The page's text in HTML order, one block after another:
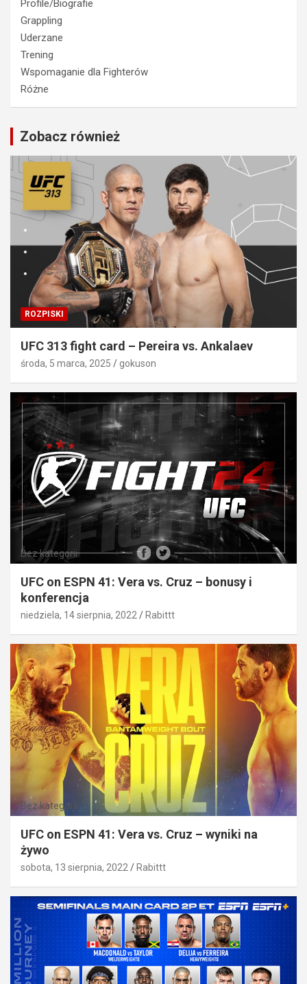
Profile/Biografie
Grappling
Uderzane
Trening
Wspomaganie dla Fighterów
Różne
Zobacz również
ROZPISKI
UFC 313 fight card – Pereira vs. Ankalaev
środa, 5 marca, 2025 gokuson
Bez kategorii
UFC on ESPN 41: Vera vs. Cruz – bonusy i
konferencja
niedziela, 14 sierpnia, 2022 Rabittt
Bez kategorii
UFC on ESPN 41: Vera vs. Cruz – wyniki na
żywo
sobota, 13 sierpnia, 2022 Rabittt